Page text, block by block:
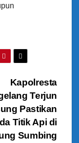
Kapolresta
Terjun
Pastikan
Titik Api di
Sumbing